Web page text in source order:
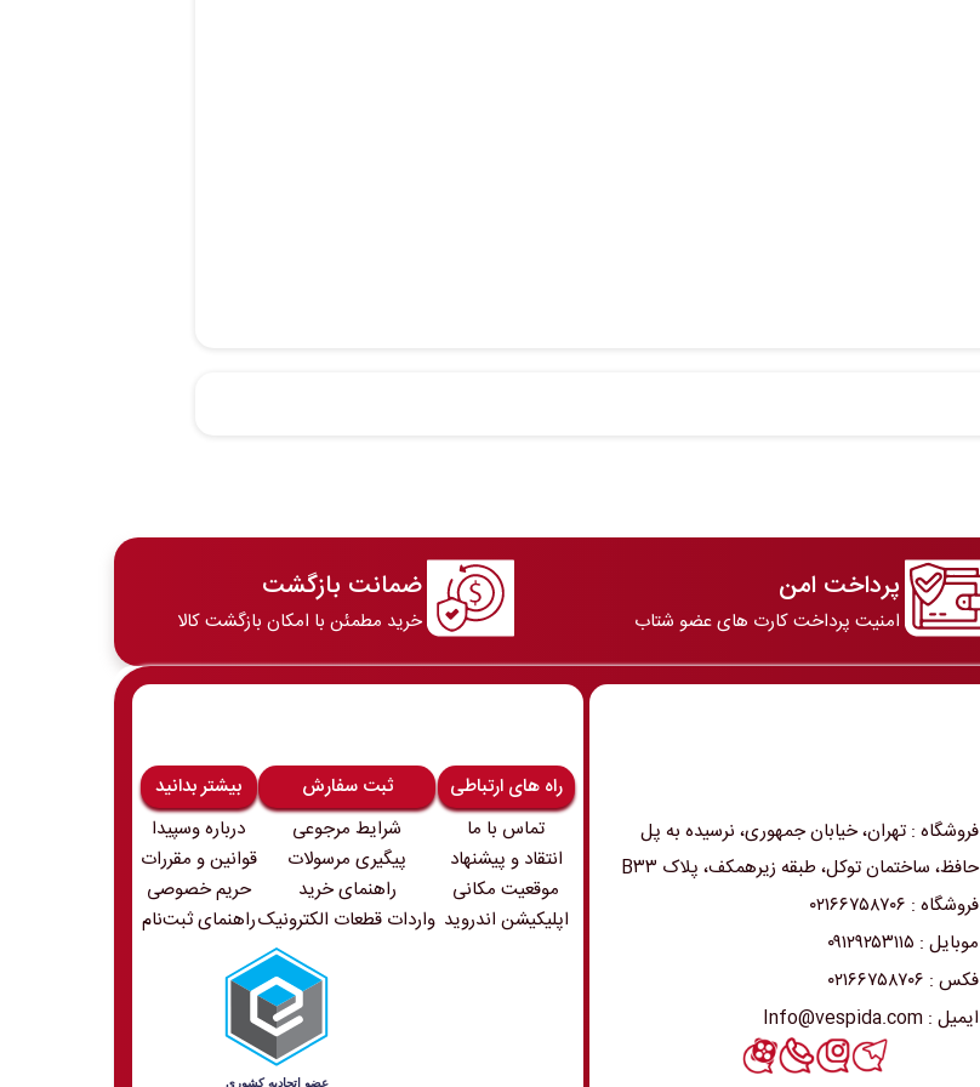
پرداخت امن
امنیت پرداخت کارت های عضو شتاب
ضمانت بازگشت
خرید مطمئن با امکان بازگشت کالا
فروشگاه : تهران، خیابان جمهوری، نرسیده به پل
حافظ، ساختمان توکل، طبقه زیرهمکف، پلاک B۳۳
فروشگاه : ۰۲۱۶۶۷۵۸۷۰۶
موبایل : ۰۹۱۲۹۲۵۳۱۱۵
فکس : ۰۲۱۶۶۷۵۸۷۰۶
ایمیل : Info@vespida.com
راه های ارتباطی
تماس با ما
انتقاد و پیشنهاد
موقعیت مکانی
اپلیکیشن اندروید
ثبت سفارش
شرایط مرجوعی
پیگیری مرسولات
راهنمای خرید
واردات قطعات الکترونیک
بیشتر بدانید
درباره وسپیدا
قوانین و مقررات
حریم خصوصی
راهنمای ثبت‌نام